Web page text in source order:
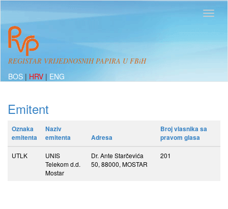
REGISTAR VRIJEDNOSNIH PAPIRA U FBiH
BOS | HRV | ENG
Emitent
Oznaka
emitenta
Naziv
emitenta
Adresa
Broj vlasnika sa
pravom glasa
UTLK
UNIS
Telekom d.d.
Mostar
Dr. Ante Starčevića
50, 88000, MOSTAR
201